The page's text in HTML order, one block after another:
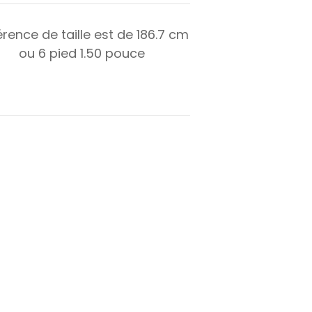
de taille est de186.7 cm
ou 6 pied 1.50 pouce